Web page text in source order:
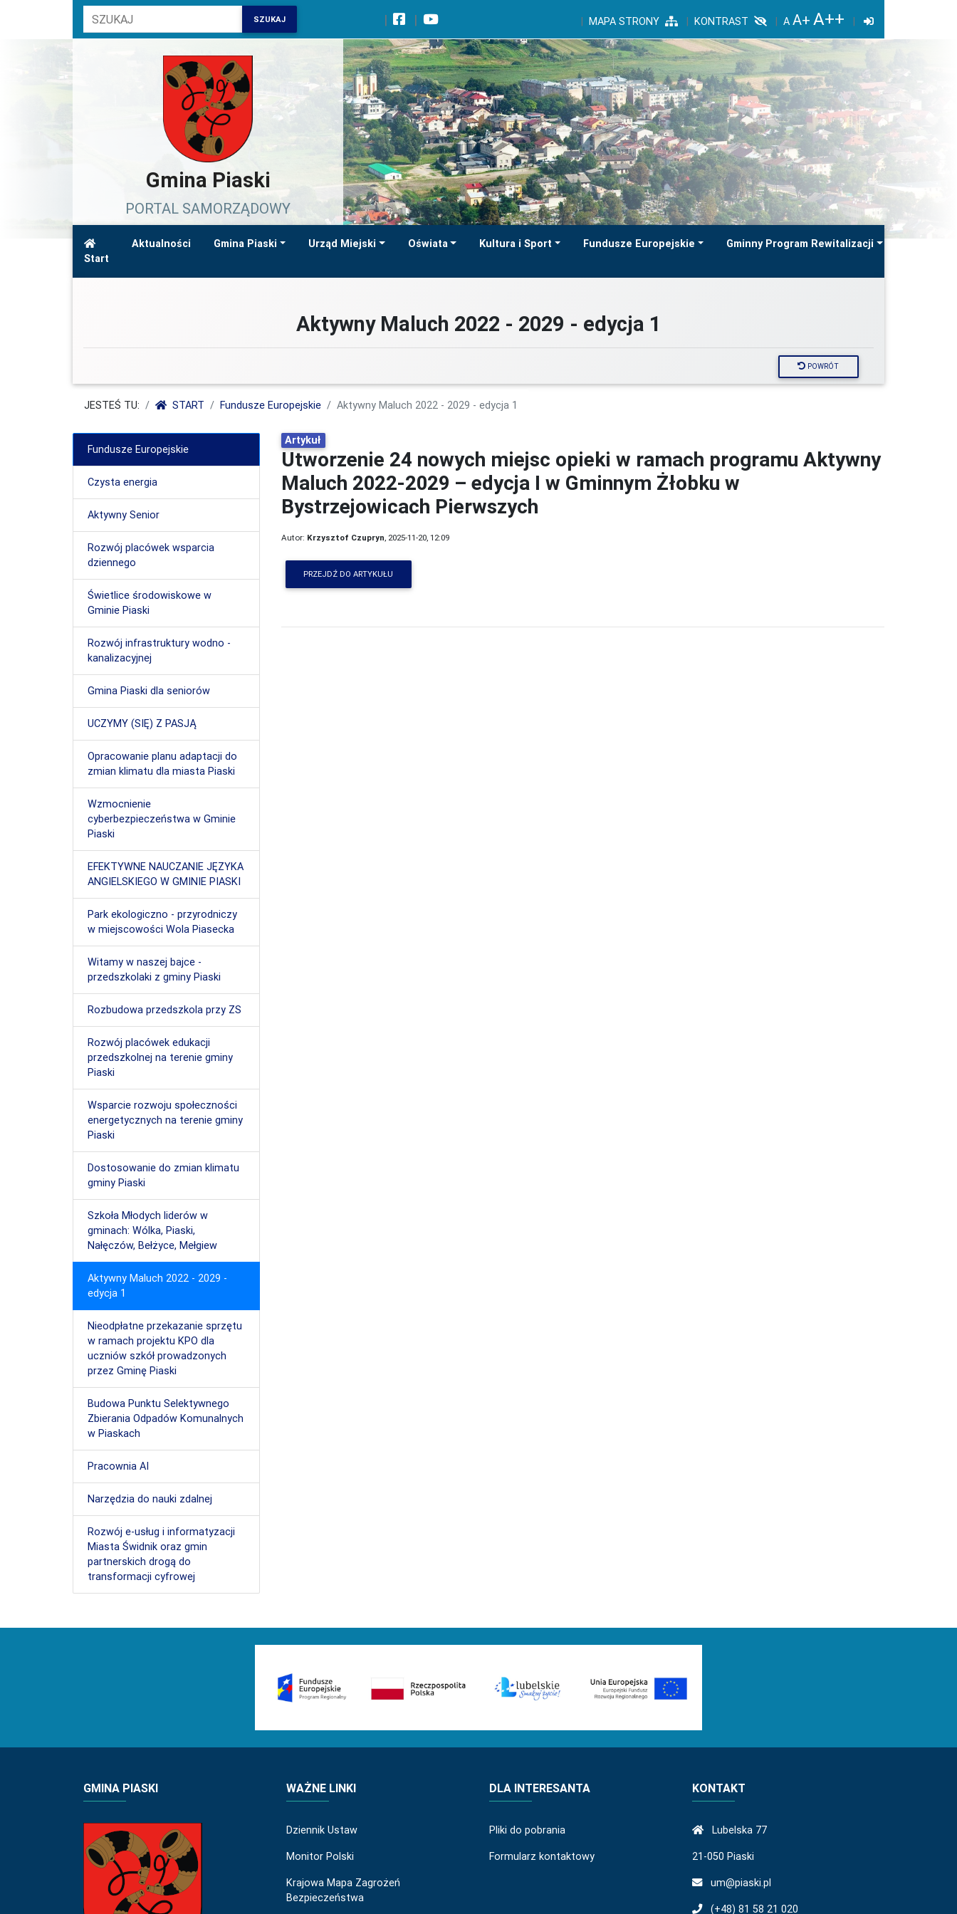
Przejdź do wyszukiwarki
Przejdź do treści głównej
Przejdź do stopki
Przejdź do menu górnego
Przejdź do mapy serwisu
SZUKAJ MAPA STRONY KONTRAST
Gmina Piaski
PORTAL SAMORZĄDOWY
Start
Aktualności Gmina Piaski Urząd Miejski Oświata Kultura i Sport Fundusze Europejskie Gminny Program Rewitalizacji
Aktywny Maluch 2022 - 2029 - edycja 1
POWRÓT
JESTEŚ TU: START Fundusze Europejskie Aktywny Maluch 2022 - 2029 - edycja 1
Fundusze Europejskie
Czysta energia
Aktywny Senior
Rozwój placówek wsparcia
dziennego
Świetlice środowiskowe w
Gminie Piaski
Rozwój infrastruktury wodno -
kanalizacyjnej
Gmina Piaski dla seniorów
UCZYMY (SIĘ) Z PASJĄ
Opracowanie planu adaptacji do
zmian klimatu dla miasta Piaski
Wzmocnienie
cyberbezpieczeństwa w Gminie
Piaski
EFEKTYWNE NAUCZANIE JĘZYKA
ANGIELSKIEGO W GMINIE PIASKI
Park ekologiczno - przyrodniczy
w miejscowości Wola Piasecka
Witamy w naszej bajce -
przedszkolaki z gminy Piaski
Rozbudowa przedszkola przy ZS
Rozwój placówek edukacji
przedszkolnej na terenie gminy
Piaski
Wsparcie rozwoju społeczności
energetycznych na terenie gminy
Piaski
Dostosowanie do zmian klimatu
gminy Piaski
Szkoła Młodych liderów w
gminach: Wólka, Piaski,
Nałęczów, Bełżyce, Mełgiew
Aktywny Maluch 2022 - 2029 -
edycja 1
Nieodpłatne przekazanie sprzętu
w ramach projektu KPO dla
uczniów szkół prowadzonych
przez Gminę Piaski
Budowa Punktu Selektywnego
Zbierania Odpadów Komunalnych
w Piaskach
Pracownia AI
Narzędzia do nauki zdalnej
Rozwój e-usług i informatyzacji
Miasta Świdnik oraz gmin
partnerskich drogą do
transformacji cyfrowej
Artykuł
Utworzenie 24 nowych miejsc opieki w ramach programu Aktywny
Maluch 2022-2029 – edycja I w Gminnym Żłobku w
Bystrzejowicach Pierwszych
Autor: Krzysztof Czupryn, 2025-11-20, 12:09
PRZEJDŹ DO ARTYKUŁU
GMINA PIASKI WAŻNE LINKI
Dziennik Ustaw
Monitor Polski
Krajowa Mapa Zagrożeń
Bezpieczeństwa
DLA INTERESANTA
Pliki do pobrania
Formularz kontaktowy
KONTAKT
Lubelska 77
21-050 Piaski
um@piaski.pl
(+48) 81 58 21 020